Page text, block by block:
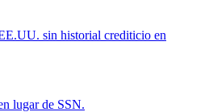
sin historial crediticio en
lugar de SSN.